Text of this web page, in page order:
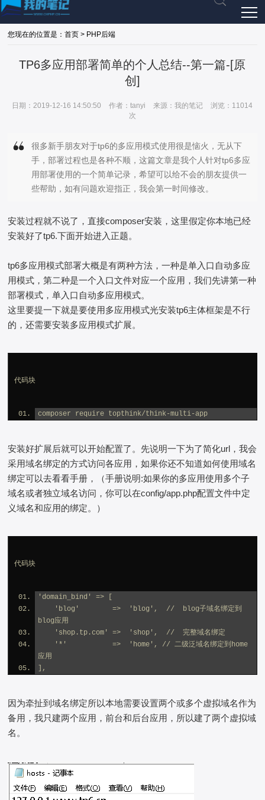
您现在的位置是：首页 > PHP后端
TP6多应用部署简单的个人总结--第一篇-[原
创]
日期：2019-12-16 14:50:50 作者：tanyi 来源：我的笔记
浏览：11014
次
很多新手朋友对于tp6的多应用模式使用很是恼火，无从下
手，部署过程也是各种不顺，这篇文章是我个人针对tp6多应
用部署使用的一个简单记录，希望可以给不会的朋友提供一
些帮助，如有问题欢迎指正，我会第一时间修改。
安装过程就不说了，直接composer安装，这里假定你本地已经
安装好了tp6.下面开始进入正题。
tp6多应用模式部署大概是有两种方法，一种是单入口自动多应
用模式，第二种是一个入口文件对应一个应用，我们先讲第一种
部署模式，单入口自动多应用模式。
这里要提一下就是要使用多应用模式光安装tp6主体框架是不行
的，还需要安装多应用模式扩展。
代码块
composer require topthink/think-multi-app
安装好扩展后就可以开始配置了。先说明一下为了简化url，我会
采用域名绑定的方式访问各应用，如果你还不知道如何使用域名
绑定可以去看看手册，（手册说明:如果你的多应用使用多个子
域名或者独立域名访问，你可以在config/app.php配置文件中定
义域名和应用的绑定。）
代码块
'domain_bind' => [
'blog'        =>  'blog',  //  blog子域名绑定到
blog应用
'shop.tp.com' =>  'shop',  //  完整域名绑定
'*'           =>  'home', // 二级泛域名绑定到home
应用
],
因为牵扯到域名绑定所以本地需要设置两个或多个虚拟域名作为
备用，我只建两个应用，前台和后台应用，所以建了两个虚拟域
名。